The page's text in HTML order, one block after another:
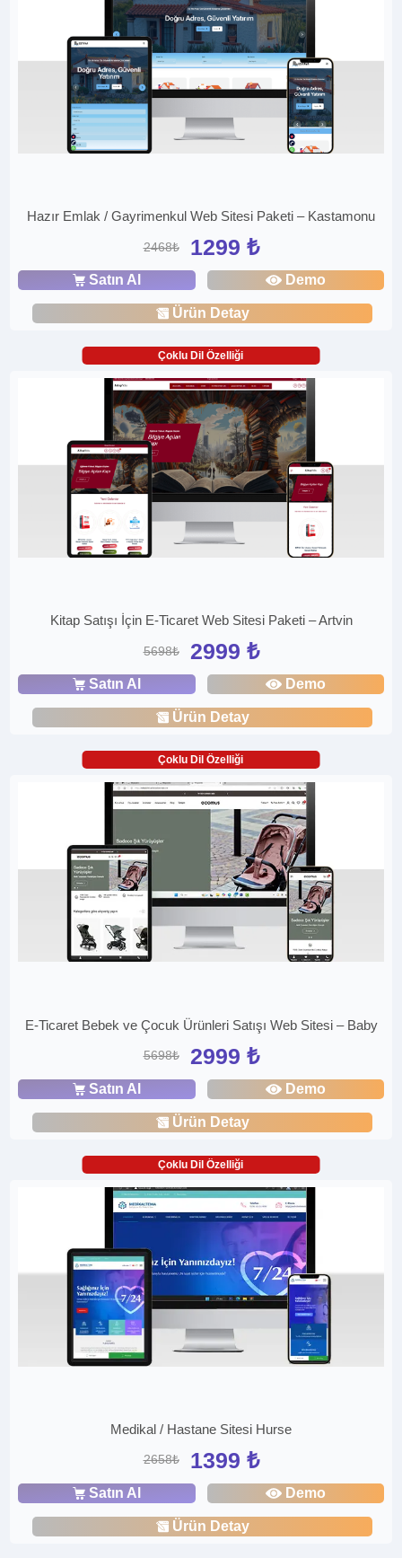
Hazır Emlak / Gayrimenkul Web Sitesi Paketi – Kastamonu
2468₺ 1299 ₺
Satın Al Demo
Ürün Detay
Çoklu Dil Özelliği
Kitap Satışı İçin E-Ticaret Web Sitesi Paketi – Artvin
5698₺ 2999 ₺
Satın Al Demo
Ürün Detay
Çoklu Dil Özelliği
E-Ticaret Bebek ve Çocuk Ürünleri Satışı Web Sitesi – Baby
5698₺ 2999 ₺
Satın Al Demo
Ürün Detay
Çoklu Dil Özelliği
Medikal / Hastane Sitesi Hurse
2658₺ 1399 ₺
Satın Al Demo
Ürün Detay